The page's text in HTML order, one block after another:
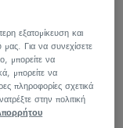
εξατομίκευση και
μας. Για να συνεχίσετε
μπορείτε να
μπορείτε να
πληροφορίες σχετικά
στην πολιτική